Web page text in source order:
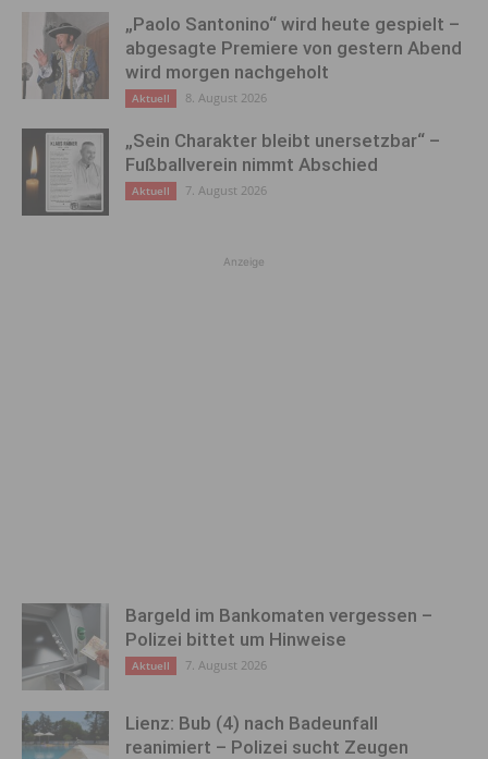
„Paolo Santonino“ wird heute gespielt –
abgesagte Premiere von gestern Abend
wird morgen nachgeholt
Aktuell 8. August 2026
„Sein Charakter bleibt unersetzbar“ –
Fußballverein nimmt Abschied
Aktuell 7. August 2026
Anzeige
Bargeld im Bankomaten vergessen –
Polizei bittet um Hinweise
Aktuell 7. August 2026
Lienz: Bub (4) nach Badeunfall
reanimiert – Polizei sucht Zeugen